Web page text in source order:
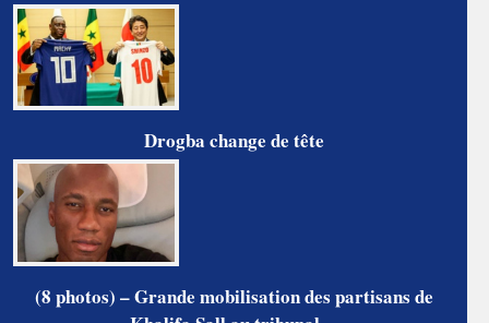
Drogba change de tête
(8 photos) – Grande mobilisation des partisans de